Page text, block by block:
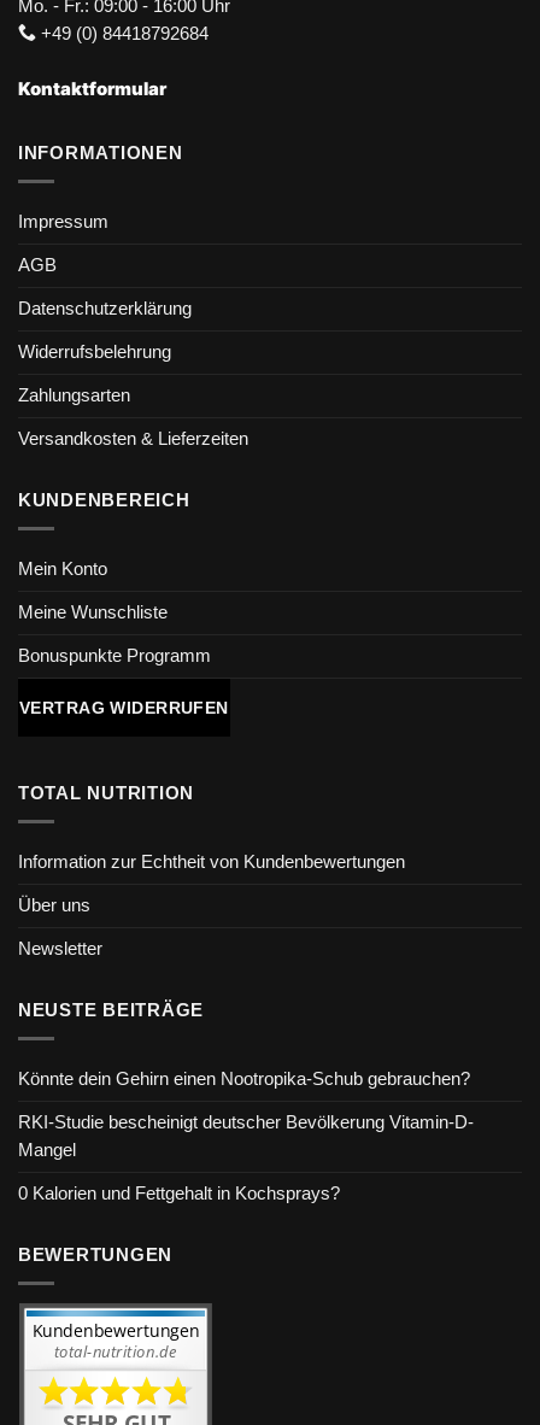
Mo. - Fr.: 09:00 - 16:00 Uhr
+49 (0) 84418792684
Kontaktformular
INFORMATIONEN
Impressum
AGB
Datenschutzerklärung
Widerrufsbelehrung
Zahlungsarten
Versandkosten & Lieferzeiten
KUNDENBEREICH
Mein Konto
Meine Wunschliste
Bonuspunkte Programm
VERTRAG WIDERRUFEN
TOTAL NUTRITION
Information zur Echtheit von Kundenbewertungen
Über uns
Newsletter
NEUSTE BEITRÄGE
Könnte dein Gehirn einen Nootropika-Schub gebrauchen?
RKI-Studie bescheinigt deutscher Bevölkerung Vitamin-D-
Mangel
0 Kalorien und Fettgehalt in Kochsprays?
BEWERTUNGEN